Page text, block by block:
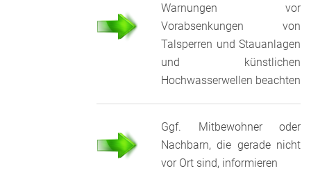
Warnungen vor
Vorabsenkungen von
Talsperren und Stauanlagen
und künstlichen
Hochwasserwellen beachten
Ggf. Mitbewohner oder
Nachbarn, die gerade nicht
vor Ort sind, informieren